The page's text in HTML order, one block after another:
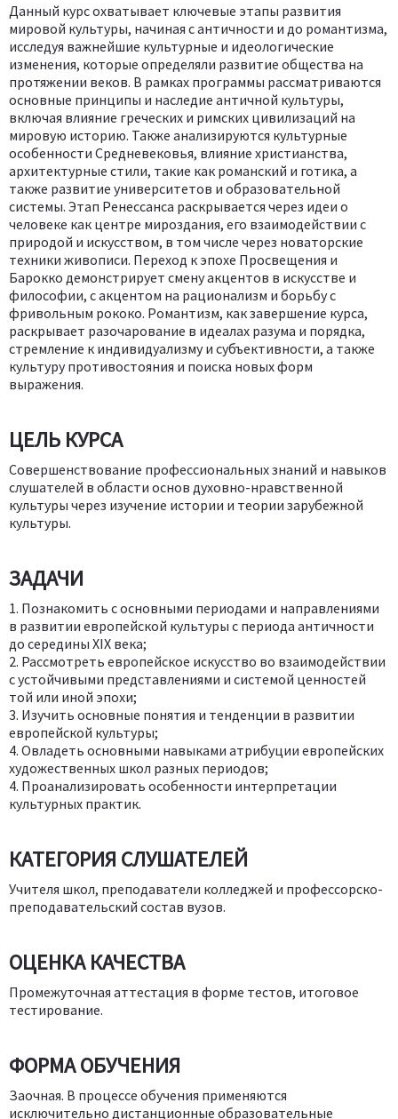
Данный курс охватывает ключевые этапы развития
мировой культуры, начиная с античности и до романтизма,
исследуя важнейшие культурные и идеологические
изменения, которые определяли развитие общества на
протяжении веков. В рамках программы рассматриваются
основные принципы и наследие античной культуры,
включая влияние греческих и римских цивилизаций на
мировую историю. Также анализируются культурные
особенности Средневековья, влияние христианства,
архитектурные стили, такие как романский и готика, а
также развитие университетов и образовательной
системы. Этап Ренессанса раскрывается через идеи о
человеке как центре мироздания, его взаимодействии с
природой и искусством, в том числе через новаторские
техники живописи. Переход к эпохе Просвещения и
Барокко демонстрирует смену акцентов в искусстве и
философии, с акцентом на рационализм и борьбу с
фривольным рококо. Романтизм, как завершение курса,
раскрывает разочарование в идеалах разума и порядка,
стремление к индивидуализму и субъективности, а также
культуру противостояния и поиска новых форм
выражения.
ЦЕЛЬ КУРСА
Совершенствование профессиональных знаний и навыков
слушателей в области основ духовно-нравственной
культуры через изучение истории и теории зарубежной
культуры.
ЗАДАЧИ
1. Познакомить с основными периодами и направлениями
в развитии европейской культуры с периода античности
до середины XIX века;
2. Рассмотреть европейское искусство во взаимодействии
с устойчивыми представлениями и системой ценностей
той или иной эпохи;
3. Изучить основные понятия и тенденции в развитии
европейской культуры;
4. Овладеть основными навыками атрибуции европейских
художественных школ разных периодов;
4. Проанализировать особенности интерпретации
культурных практик.
КАТЕГОРИЯ СЛУШАТЕЛЕЙ
Учителя школ, преподаватели колледжей и профессорско-
преподавательский состав вузов.
ОЦЕНКА КАЧЕСТВА
Промежуточная аттестация в форме тестов, итоговое
тестирование.
ФОРМА ОБУЧЕНИЯ
Заочная. В процессе обучения применяются
исключительно дистанционные образовательные